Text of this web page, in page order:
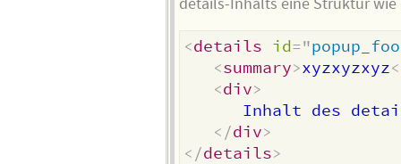
<details id="
<summary>xyzxyzxyz
<div>
Inhalt des
</div>
</details>